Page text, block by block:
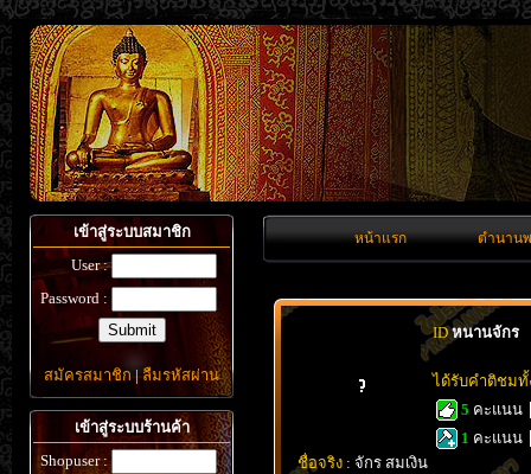
เข้าสู่ระบบสมาชิก
User :
Password :
สมัครสมาชิก|ลืมรหัสผ่าน
เข้าสู่ระบบร้านค้า
Shopuser :
หน้าแรก ตำนาน
ID หนานจักร
ได้รับคำติชม
5 คะแนน
1 คะแนน
ชื่อจริง : จักร สมเงิน